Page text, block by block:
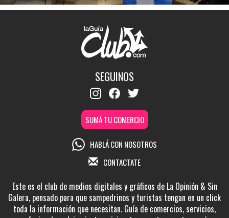
SEGUINOS
SUMÁ TU COMERCIO
HABLÁ CON NOSOTROS
CONTACTATE
Este es el club de medios digitales y gráficos de La Opinión & Sin
Galera, pensado para que sampedrinos y turistas tengan en un click
toda la información que necesitan. Guía de comercios, servicios,